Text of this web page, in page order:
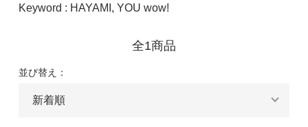
Keyword : HAYAMI, YOU wow!
全1商品
並び替え：